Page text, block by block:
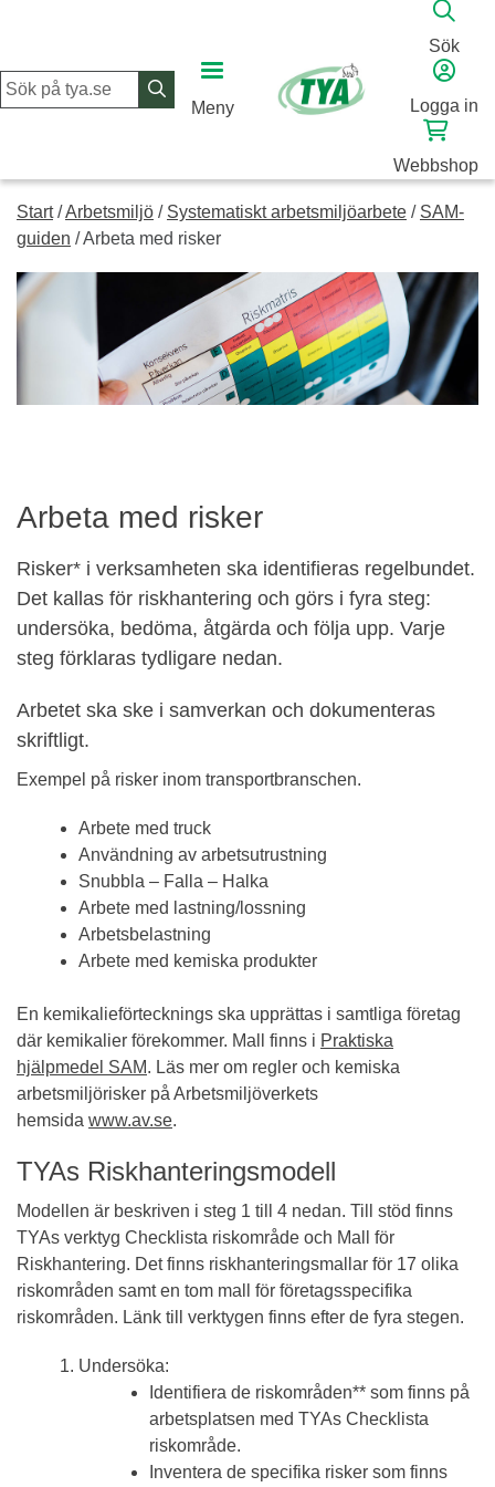
Meny
Sök
Logga in
Webbshop
Start/Arbetsmiljö / Systematiskt arbetsmiljöarbete / SAM-
guiden /Arbeta med risker
Arbeta med risker
Risker* i verksamheten ska identifieras regelbundet.
Det kallas för riskhantering och görs i fyra steg:
undersöka, bedöma, åtgärda och följa upp. Varje
steg förklaras tydligare nedan.
Arbetet ska ske i samverkan och dokumenteras
skriftligt.
Exempel på risker inom transportbranschen.
Arbete med truck
Användning av arbetsutrustning
Snubbla – Falla – Halka
Arbete med lastning/lossning
Arbetsbelastning
Arbete med kemiska produkter
En kemikalieförtecknings ska upprättas i samtliga företag
där kemikalier förekommer. Mall finns i Praktiska
hjälpmedel SAM. Läs mer om regler och kemiska
arbetsmiljörisker på Arbetsmiljöverkets
hemsida www.av.se.
TYAs Riskhanteringsmodell
Modellen är beskriven i steg 1 till 4 nedan. Till stöd finns
TYAs verktyg Checklista riskområde och Mall för
Riskhantering. Det finns riskhanteringsmallar för 17 olika
riskområden samt en tom mall för företagsspecifika
riskområden. Länk till verktygen finns efter de fyra stegen.
Undersöka:
Identifiera de riskområden** som finns på
arbetsplatsen med TYAs Checklista
riskområde.
Inventera de specifika risker som finns